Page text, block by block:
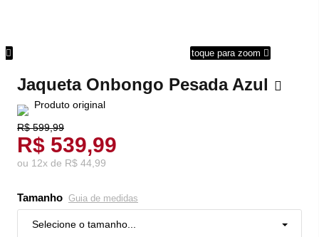
toque para zoom
Jaqueta Onbongo Pesada Azul
Produto original
R$ 599,99
R$ 539,99
ou 12x de R$ 44,99
Tamanho Guia de medidas
Selecione o tamanho...